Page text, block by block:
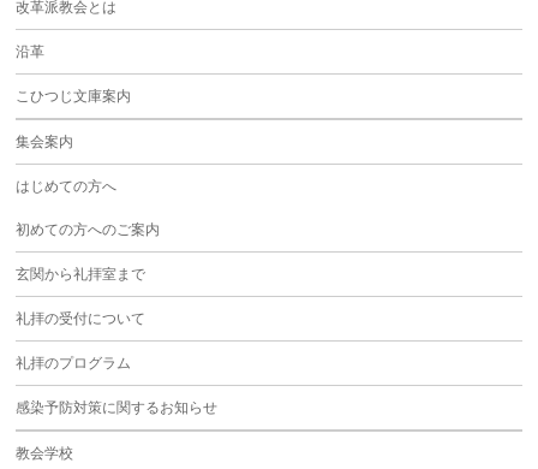
改革派教会とは
沿革
こひつじ文庫案内
集会案内
はじめての方へ
初めての方へのご案内
玄関から礼拝室まで
礼拝の受付について
礼拝のプログラム
感染予防対策に関するお知らせ
教会学校